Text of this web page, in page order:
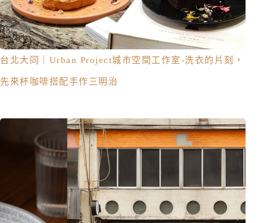
台北大同｜Urban Project城市空間工作室-洗衣的片刻，
先來杯咖啡搭配手作三明治